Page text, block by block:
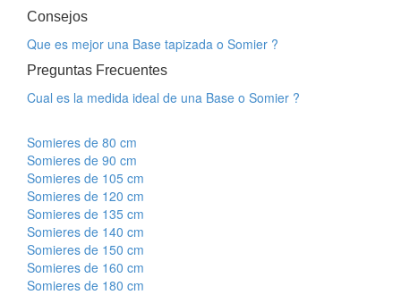
Consejos
Que es mejor una Base tapizada o Somier ?
Preguntas Frecuentes
Cual es la medida ideal de una Base o Somier ?
Somieres de 80 cm
Somieres de 90 cm
Somieres de 105 cm
Somieres de 120 cm
Somieres de 135 cm
Somieres de 140 cm
Somieres de 150 cm
Somieres de 160 cm
Somieres de 180 cm